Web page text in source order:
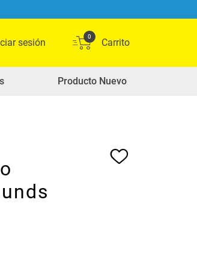
sesión
0
Producto Nuevo